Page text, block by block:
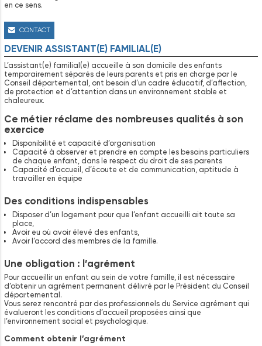
en ce sens.
CONTACT
DEVENIR ASSISTANT(E) FAMILIAL(E)
L’assistant(e) familial(e) accueille à son domicile des enfants
temporairement séparés de leurs parents et pris en charge par le
Conseil départemental, ont besoin d’un cadre éducatif, d’affection,
de protection et d’attention dans un environnement stable et
chaleureux.
Ce métier réclame des nombreuses qualités à son
exercice
Disponibilité et capacité d’organisation
Capacité à observer et prendre en compte les besoins particuliers
de chaque enfant, dans le respect du droit de ses parents
Capacité d’accueil, d’écoute et de communication, aptitude à
travailler en équipe
Des conditions indispensables
Disposer d’un logement pour que l’enfant accueilli ait toute sa
place,
Avoir eu où avoir élevé des enfants,
Avoir l’accord des membres de la famille.
Une obligation : l’agrément
Pour accueillir un enfant au sein de votre famille, il est nécessaire
d’obtenir un agrément permanent délivré par le Président du Conseil
départemental.
Vous serez rencontré par des professionnels du Service agrément qui
évalueront les conditions d’accueil proposées ainsi que
l’environnement social et psychologique.
Comment obtenir l’agrément